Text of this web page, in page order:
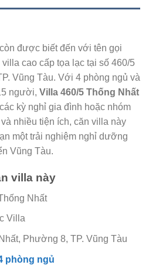
được biết đến với tên gọi
villa cao cấp tọa lạc tại số 460/5
Vũng Tàu. Với 4 phòng ngủ và
người, Villa 460/5 Thống Nhất
kỳ nghỉ gia đình hoặc nhóm
nhiều tiện ích, căn villa này
một trải nghiệm nghỉ dưỡng
Vũng Tàu.
villa này
Nhất
Villa
Phường 8, TP. Vũng Tàu
phòng ngủ